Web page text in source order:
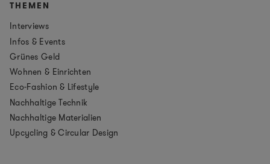
THEMEN
Interviews
Infos & Events
Grünes Geld
Wohnen & Einrichten
Eco-Fashion & Lifestyle
Nachhaltige Technik
Nachhaltige Materialien
Upcycling & Circular Design